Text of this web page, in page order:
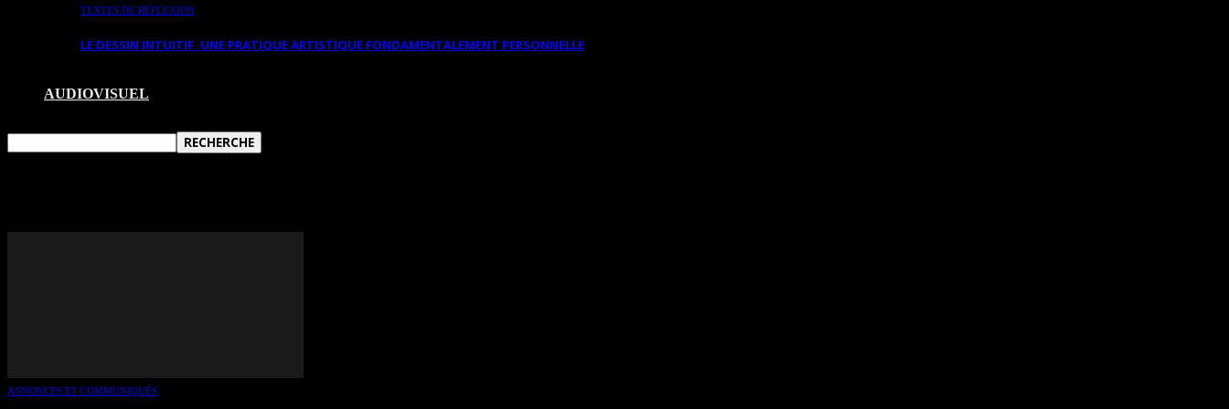
TEXTES DE RÉFLEXION
LE DESSIN INTUITIF. UNE PRATIQUE ARTISTIQUE FONDAMENTALEMENT PERSONNELLE
AUDIOVISUEL
ANNONCES ET COMMUNIQUÉS